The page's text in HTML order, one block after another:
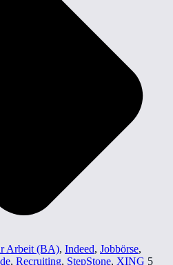
Arbeit (BA), Indeed, Jobbörse,
, Recruiting, StepStone, XING 5